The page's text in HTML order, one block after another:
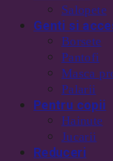
Salopete
Genti si
Borsete
Pantofi
Masca
Palarii
Pentru copii
Hainute
Jucarii
Reduceri